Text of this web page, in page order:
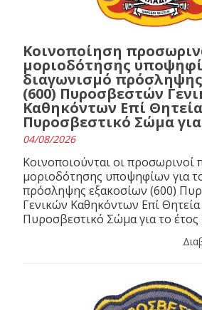
Κοινοποίηση
μοριοδότησης
διαγωνισμό
(600) Πυροσβεστών
Καθηκόντων Επί
Πυροσβεστικό Σώμα για
04/08/2026
Κοινοποιούνται οι προσωρινοί
μοριοδότησης υποψηφίων για
πρόσληψης εξακοσίων (600)
Γενικών Καθηκόντων Επί
Πυροσβεστικό Σώμα για το έτος